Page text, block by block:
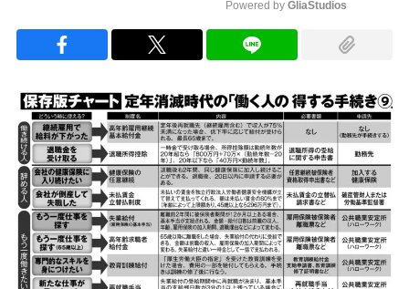
Powered by GliaStudios